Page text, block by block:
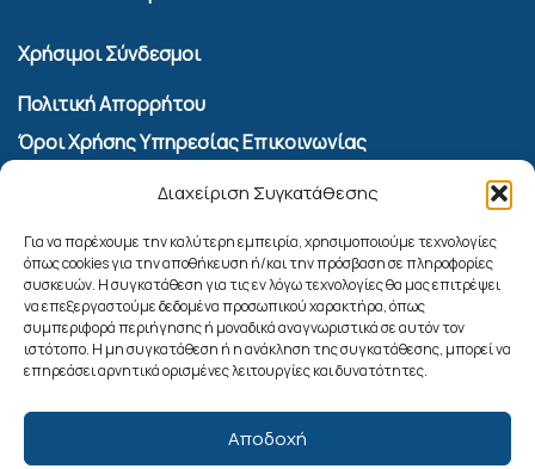
Διαχείριση Συγκατάθεσης
Για να παρέχουμε την καλύτερη εμπειρία, χρησιμοποιούμε τεχνολογίες
όπως cookies για την αποθήκευση ή/και την πρόσβαση σε πληροφορίες
συσκευών. Η συγκατάθεση για τις εν λόγω τεχνολογίες θα μας επιτρέψει
να επεξεργαστούμε δεδομένα προσωπικού χαρακτήρα, όπως
συμπεριφορά περιήγησης ή μοναδικά αναγνωριστικά σε αυτόν τον
ιστότοπο. Η μη συγκατάθεση ή η ανάκληση της συγκατάθεσης, μπορεί να
επηρεάσει αρνητικά ορισμένες λειτουργίες και δυνατότητες.
Αποδοχή
Χρήσιμοι Σύνδεσμοι
Πολιτική Απορρήτου
Όροι Χρήσης Υπηρεσίας Επικοινωνίας
Πολιτική Cookies (ΕΕ)
Αναζήτηση